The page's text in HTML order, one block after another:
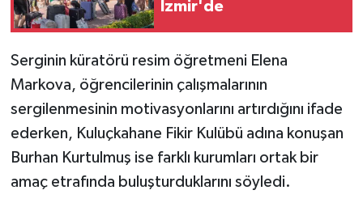
İzmir'de
Serginin küratörü resim öğretmeni Elena
Markova, öğrencilerinin çalışmalarının
sergilenmesinin motivasyonlarını artırdığını ifade
ederken, Kuluçkahane Fikir Kulübü adına konuşan
Burhan Kurtulmuş ise farklı kurumları ortak bir
amaç etrafında buluşturduklarını söyledi.